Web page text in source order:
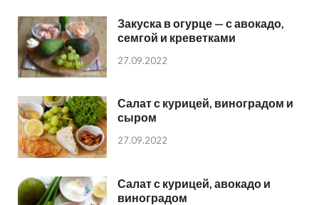
Закуска в огурце — с авокадо,
семгой и креветками
27.09.2022
Салат с курицей, виноградом и
сыром
27.09.2022
Салат с курицей, авокадо и
виноградом